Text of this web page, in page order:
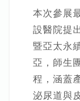
本次參展
設醫院提
暨亞太永
亞，師生
程，涵蓋
泌尿道與